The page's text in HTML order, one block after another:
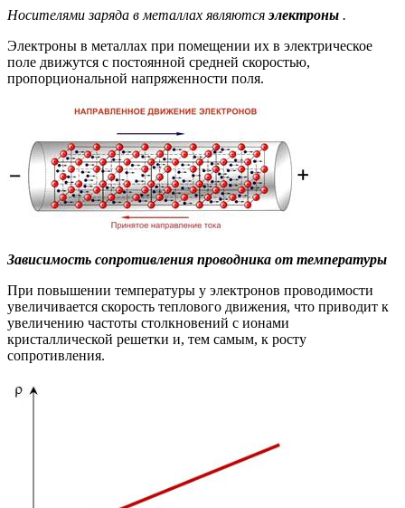
Носителями заряда в металлах являютсяэлектроны .
Электроны в металлах при помещении их в электрическое
поле движутся с постоянной средней скоростью,
пропорциональной напряженности поля.
Зависимость сопротивления проводника от температуры
При повышении температуры у электронов проводимости
увеличивается скорость теплового движения, что приводит к
увеличению частоты столкновений с ионами
кристаллической решетки и, тем самым, к росту
сопротивления.